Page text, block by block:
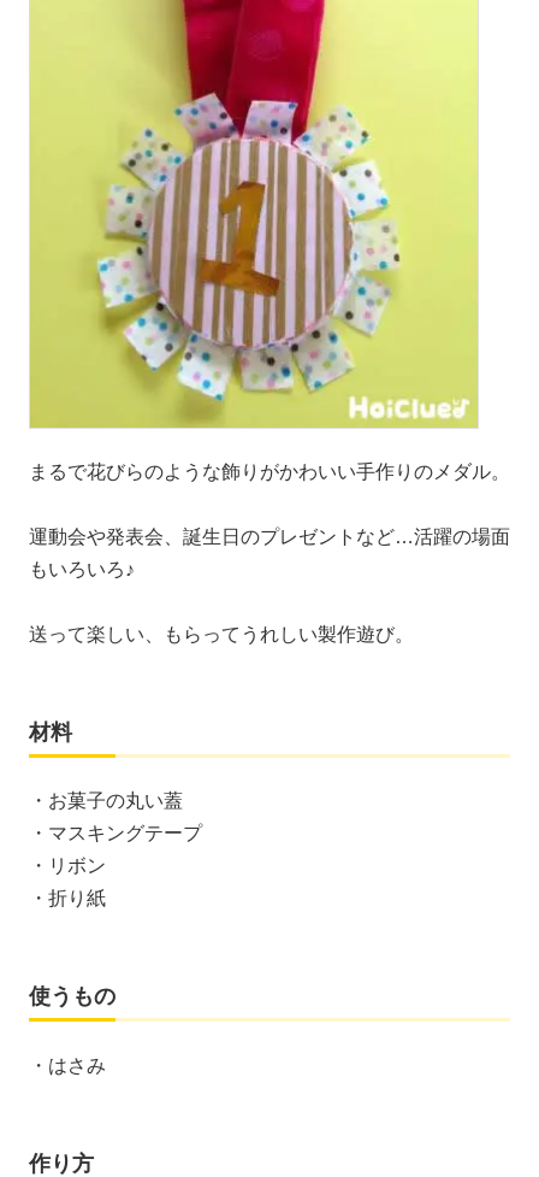
まるで花びらのような飾りがかわいい手作りのメダル。
運動会や発表会、誕生日のプレゼントなど…活躍の場面
もいろいろ♪
送って楽しい、もらってうれしい製作遊び。
材料
・お菓子の丸い蓋
・マスキングテープ
・リボン
・折り紙
使うもの
・はさみ
作り方